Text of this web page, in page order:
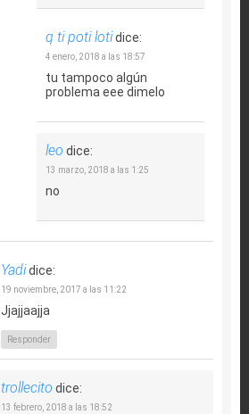
q ti poti lotidice:
4 enero, 2018 a las 18:57
tu tampoco algún
problema eee dimelo
leo dice:
13 marzo, 2018 a las 1:25
no
Yadidice:
19 noviembre, 2017 a las 11:22
Jjajjaajja
Responder
trollecito dice:
13 febrero, 2018 a las 18:52